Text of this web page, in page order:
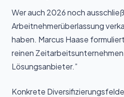
Wer auch 2026 noch
Arbeitnehmerüberlassung
haben. Marcus Haase
reinen
Lösungsanbieter.”
Konkrete